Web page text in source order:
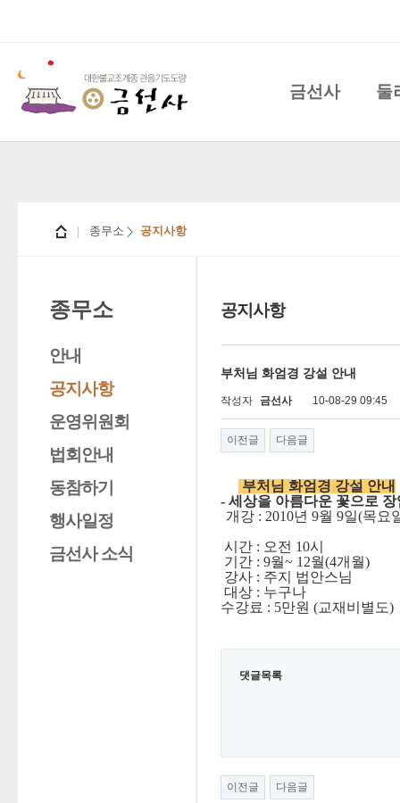
금선사 둘
종무소 공지사항
종무소
안내
공지사항
운영위원회
법회안내
동참하기
행사일정
금선사 소식
공지사항
부처님 화엄경 강설 안내
작성자 금선사 10-08-29 09:45
이전글 다음글
부처님 화엄경 강설 안내
- 세상을 아름다운 꽃으로
개강 : 2010년 9월 9일(목요
시간 : 오전 10시
기간 : 9월~ 12월(4개월)
강사 : 주지 법안스님
대상 : 누구나
수강료 : 5만원 (교재비별도)
댓글목록
이전글 다음글